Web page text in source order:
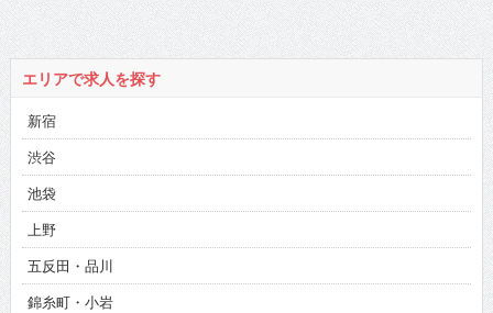
エリアで求人を探す
新宿
渋谷
池袋
上野
五反田・品川
錦糸町・小岩